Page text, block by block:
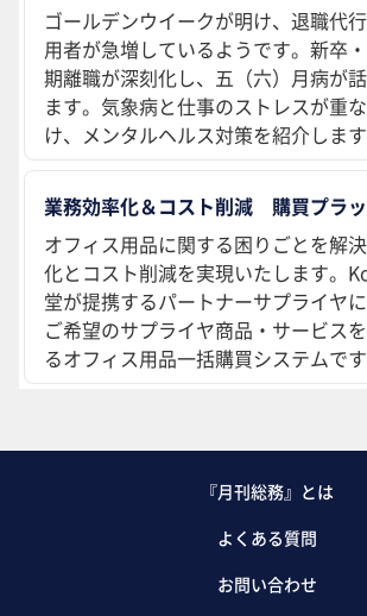
ゴールデンウイークが明け、退職代
用者が急増しているようです。新卒
期離職が深刻化し、五（六）月病が
ます。気象病と仕事のストレスが重
け、メンタルヘルス対策を紹介します
業務効率化＆コスト削減 購買プラ
オフィス用品に関する困りごとを解
化とコスト削減を実現いたします。
堂が提携するパートナーサプライヤ
ご希望のサプライヤ商品・サービス
るオフィス用品一括購買システムです
『月刊総務』とは
よくある質問
お問い合わせ